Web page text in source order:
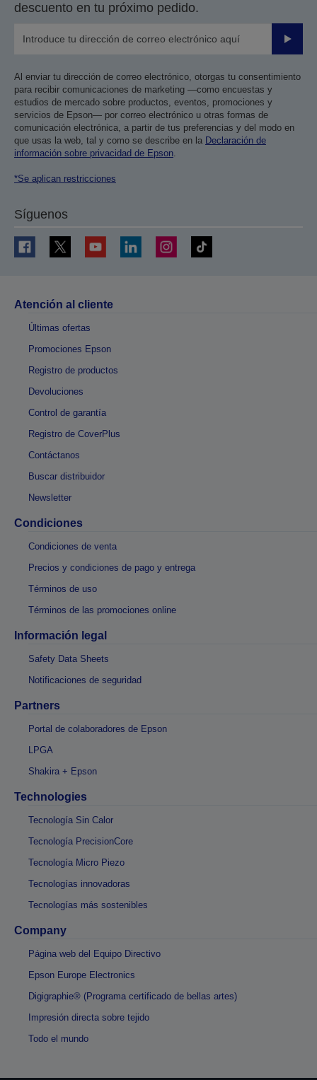
descuento en tu próximo pedido.
Enviar
Al enviar tu dirección de correo electrónico, otorgas tu consentimiento
para recibir comunicaciones de marketing —como encuestas y
estudios de mercado sobre productos, eventos, promociones y
servicios de Epson— por correo electrónico u otras formas de
comunicación electrónica, a partir de tus preferencias y del modo en
que usas la web, tal y como se describe en la Declaración de
información sobre privacidad de Epson.
*Se aplican restricciones
Síguenos
Atención al cliente
Últimas ofertas
Promociones Epson
Registro de productos
Devoluciones
Control de garantía
Registro de CoverPlus
Contáctanos
Buscar distribuidor
Newsletter
Condiciones
Condiciones de venta
Precios y condiciones de pago y entrega
Términos de uso
Términos de las promociones online
Información legal
Safety Data Sheets
Notificaciones de seguridad
Partners
Portal de colaboradores de Epson
LPGA
Shakira + Epson
Technologies
Tecnología Sin Calor
Tecnología PrecisionCore
Tecnología Micro Piezo
Tecnologías innovadoras
Tecnologías más sostenibles
Company
Página web del Equipo Directivo
Epson Europe Electronics
Digigraphie® (Programa certificado de bellas artes)
Impresión directa sobre tejido
Todo el mundo